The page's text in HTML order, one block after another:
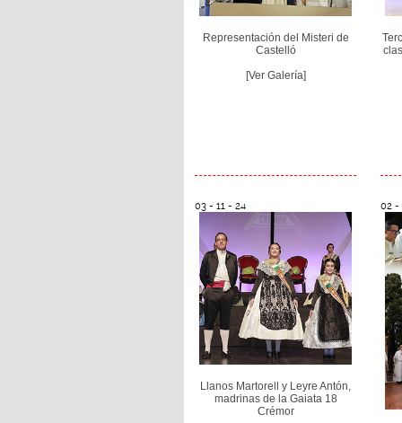
Representación del Misteri de
Castelló
[Ver Galería]
03 - 11 - 24
Llanos Martorell y Leyre Antón,
madrinas de la Gaiata 18
Crémor
02 -